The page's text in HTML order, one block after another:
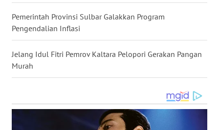
Pemerintah Provinsi Sulbar Galakkan Program
Pengendalian Inflasi
Jelang Idul Fitri Pemrov Kaltara Pelopori Gerakan Pangan
Murah
DAIRI
WN
DANAU
TOBA
WN